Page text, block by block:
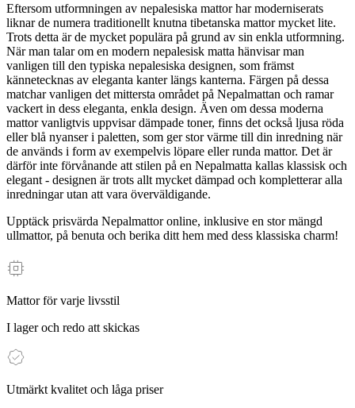
Eftersom utformningen av nepalesiska mattor har moderniserats
liknar de numera traditionellt knutna tibetanska mattor mycket lite.
Trots detta är de mycket populära på grund av sin enkla utformning.
När man talar om en modern nepalesisk matta hänvisar man
vanligen till den typiska nepalesiska designen, som främst
kännetecknas av eleganta kanter längs kanterna. Färgen på dessa
matchar vanligen det mittersta området på Nepalmattan och ramar
vackert in dess eleganta, enkla design. Även om dessa moderna
mattor vanligtvis uppvisar dämpade toner, finns det också ljusa röda
eller blå nyanser i paletten, som ger stor värme till din inredning när
de används i form av exempelvis löpare eller runda mattor. Det är
därför inte förvånande att stilen på en Nepalmatta kallas klassisk och
elegant - designen är trots allt mycket dämpad och kompletterar alla
inredningar utan att vara överväldigande.
Upptäck prisvärda Nepalmattor online, inklusive en stor mängd
ullmattor, på benuta och berika ditt hem med dess klassiska charm!
Mattor för varje livsstil
I lager och redo att skickas
Utmärkt kvalitet och låga priser